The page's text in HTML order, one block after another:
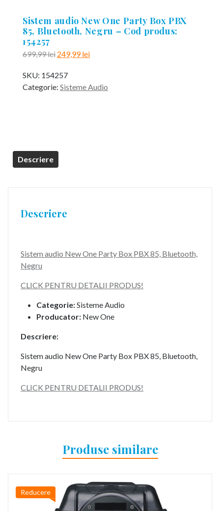
Sistem audio New One Party Box PBX
85, Bluetooth, Negru – Cod produs:
154257
699,99lei Prețul
a
fost:
249,99leiPrețul
249,99 lei.
SKU: 154257
Categorie: Sisteme Audio
Descriere
Descriere
Sistem audio New One Party Box PBX 85, Bluetooth,
Negru
CLICK PENTRU DETALII PRODUS!
Categorie:Sisteme Audio
Producator: New One
Descriere:
Sistem audio New One Party Box PBX 85, Bluetooth,
Negru
CLICK PENTRU DETALII PRODUS!
Produse similare
Reducere